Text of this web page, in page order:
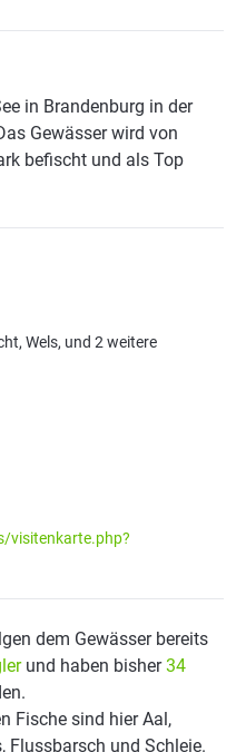
in Brandenburg in der
Gewässer wird von
befischt und als Top
Wels, und 2 weitere
visitenkarte.php?
dem Gewässer bereits
und haben bisher34
Fische sind hier Aal,
Flussbarsch und Schleie.